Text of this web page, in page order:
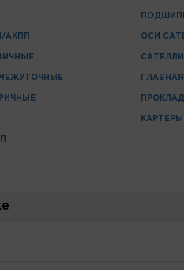
АКПП ОСИ